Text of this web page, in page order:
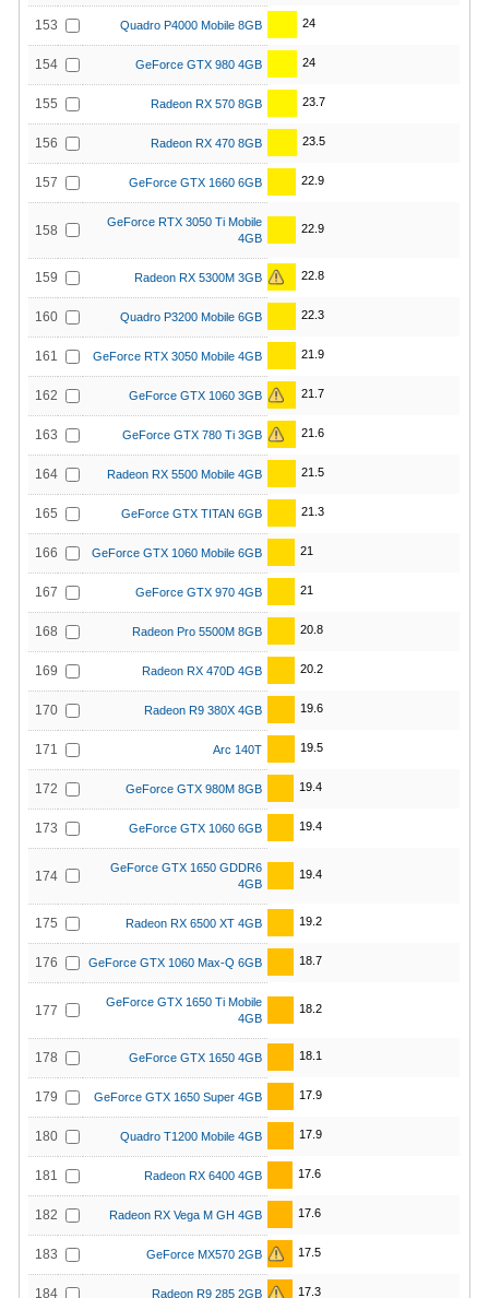
153 Quadro P4000 Mobile 8GB 24
154 GeForce GTX 980 4GB 24
155 Radeon RX 570 8GB 23.7
156 Radeon RX 470 8GB 23.5
157 GeForce GTX 1660 6GB 22.9
158
GeForce RTX 3050 Ti Mobile
4GB
22.9
159 Radeon RX 5300M 3GB 22.8
160 Quadro P3200 Mobile 6GB 22.3
161 GeForce RTX 3050 Mobile 4GB 21.9
162 GeForce GTX 1060 3GB 21.7
163 GeForce GTX 780 Ti 3GB 21.6
164 Radeon RX 5500 Mobile 4GB 21.5
165 GeForce GTX TITAN 6GB 21.3
166 GeForce GTX 1060 Mobile 6GB 21
167 GeForce GTX 970 4GB 21
168 Radeon Pro 5500M 8GB 20.8
169 Radeon RX 470D 4GB 20.2
170 Radeon R9 380X 4GB 19.6
171 Arc 140T 19.5
172 GeForce GTX 980M 8GB 19.4
173 GeForce GTX 1060 6GB 19.4
174
GeForce GTX 1650 GDDR6
4GB
19.4
175 Radeon RX 6500 XT 4GB 19.2
176 GeForce GTX 1060 Max-Q 6GB 18.7
177
GeForce GTX 1650 Ti Mobile
4GB
18.2
178 GeForce GTX 1650 4GB 18.1
179 GeForce GTX 1650 Super 4GB 17.9
180 Quadro T1200 Mobile 4GB 17.9
181 Radeon RX 6400 4GB 17.6
182 Radeon RX Vega M GH 4GB 17.6
183 GeForce MX570 2GB 17.5
184 Radeon R9 285 2GB 17.3